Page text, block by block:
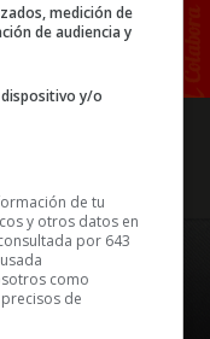
por 9€
medición de
de audiencia y
y/o
de tu
y otros datos en
por 643
como
de